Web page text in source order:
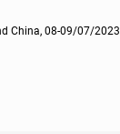
China, 08-09/07/2023